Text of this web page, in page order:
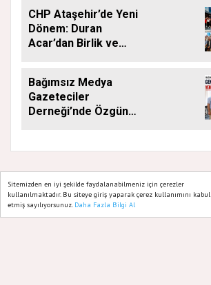
Sitemizden en iyi şekilde faydalanabilmeniz için çerezler
kullanılmaktadır. Bu siteye giriş yaparak çerez kullanımını kabul
etmiş sayılıyorsunuz. Daha Fazla Bilgi Al
CHP Ataşehir’de Yeni
Dönem: Duran
Acar’dan Birlik ve
Bağımsız Medya
Gazeteciler
Derneği’nde Özgün
GAZETE ATAŞEHIR 2020
Yazılım |Onemsoft
Ana Sayfa Web TV